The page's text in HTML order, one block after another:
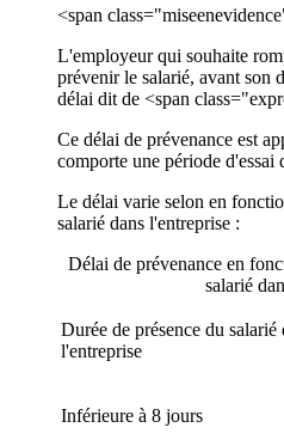
<span
L'employeur qui souhaite
prévenir le salarié, avant son
délai dit de <span
Ce délai de prévenance est
comporte une période d'essai
Le délai varie selon en
salarié dans l'entreprise :
Délai de prévenance en
salarié
Durée de présence du salarié
l'entreprise
Inférieure à 8 jours